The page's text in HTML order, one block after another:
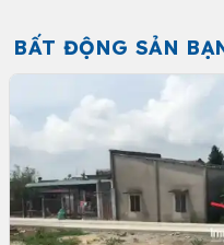
BẤT ĐỘNG SẢN